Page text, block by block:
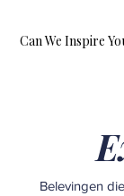
Can We Inspire
Belevingen